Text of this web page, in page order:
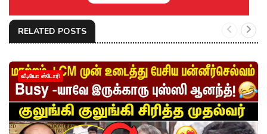
RELATED POSTS
வீடியோ ஸ்டோரி